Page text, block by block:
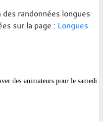
randonnées longues
sur la page : Longues
des animateurs pour le samedi